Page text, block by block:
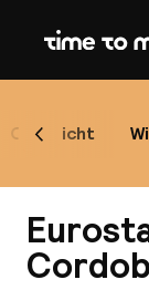
Overzicht
Scroll naar